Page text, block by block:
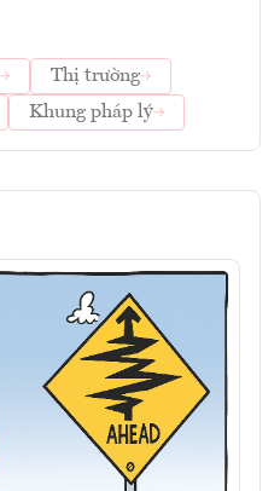
Thị trường
Khung pháp lý